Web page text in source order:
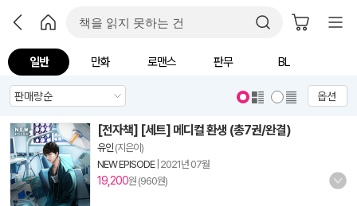
일반 만화 로맨스 판무 BL
옵션
[전자책] [세트] 메디컬 환생 (총7권/완결)
유인 (지은이)
NEW EPISODE| 2021년 07월
19,200원 (960원)